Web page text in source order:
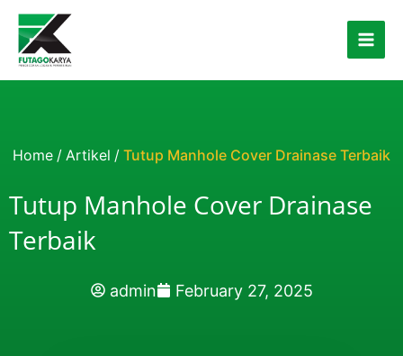
Skip to content
Home / Artikel / Tutup Manhole Cover Drainase Terbaik
Tutup Manhole Cover Drainase
Terbaik
admin February 27, 2025